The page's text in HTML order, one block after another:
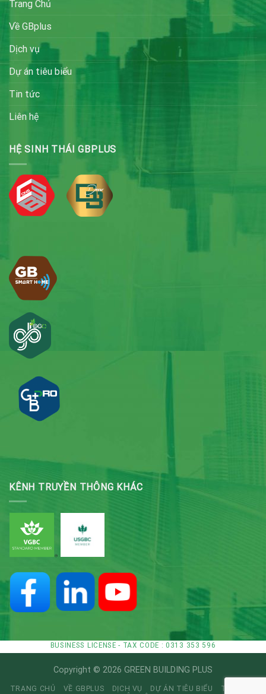
Trang Chủ
Về GBplus
Dịch vụ
Dự án tiêu biểu
Tin tức
Liên hệ
HỆ SINH THÁI GBPLUS
KÊNH TRUYỀN THÔNG KHÁC
BUSINESS LICENSE - TAX CODE : 0313 353 596
Copyright © 2026 GREEN BUILDING PLUS
TRANG CHỦ VỀ GBPLUS DỊCH VỤ DỰ ÁN TIÊU BIỂU
TIN TỨC